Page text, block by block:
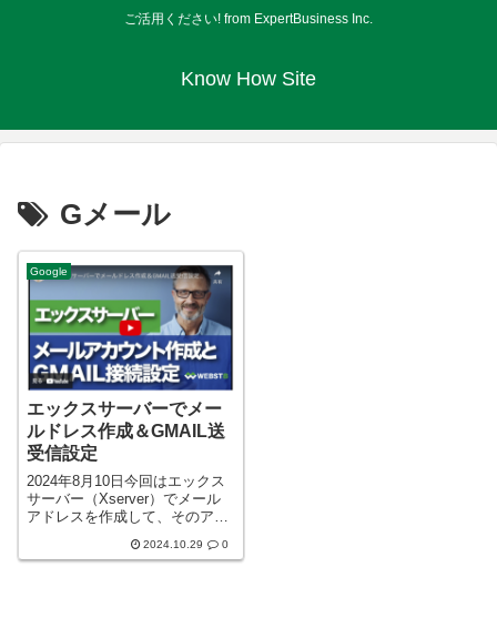
ご活用ください! from ExpertBusiness Inc.
Know How Site
Gメール
Google
エックスサーバーでメー
ルドレス作成＆GMAIL送
受信設定
2024年8月10日今回はエックス
サーバー（Xserver）でメール
アドレスを作成して、そのアド
ついて説明します。手順通りに
2024.10.29 0